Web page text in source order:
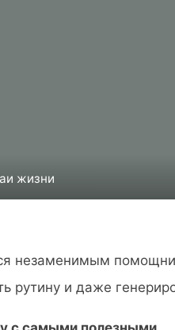
жизни
незаменимым
рутину и даже